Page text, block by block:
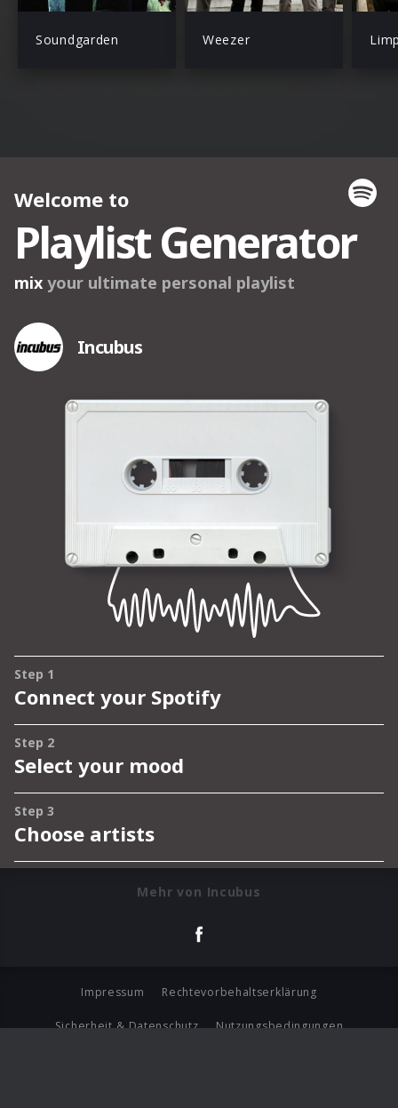
Soundgarden Weezer
Mehr von Incubus
Impressum Rechtevorbehaltserklärung
Sicherheit & Datenschutz Nutzungsbedingungen